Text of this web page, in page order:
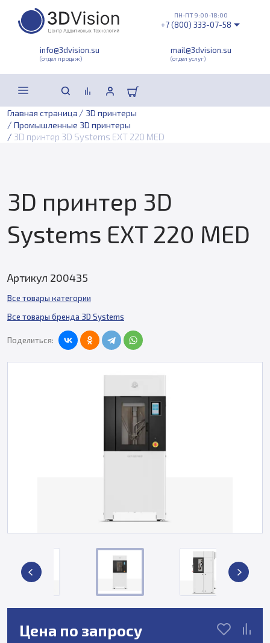
info@3dvision.su
(отдел продаж)
mail@3dvision.su
(отдел услуг)
ПН-ПТ 9:00-18:00
+7 (800) 333-07-58
Главная страница / 3D принтеры
/ Промышленные 3D принтеры
/ 3D принтер 3D Systems EXT 220 MED
3D принтер 3D
Systems EXT 220 MED
Артикул 200435
Все товары категории
Все товары бренда 3D Systems
Поделиться:
Цена по запросу